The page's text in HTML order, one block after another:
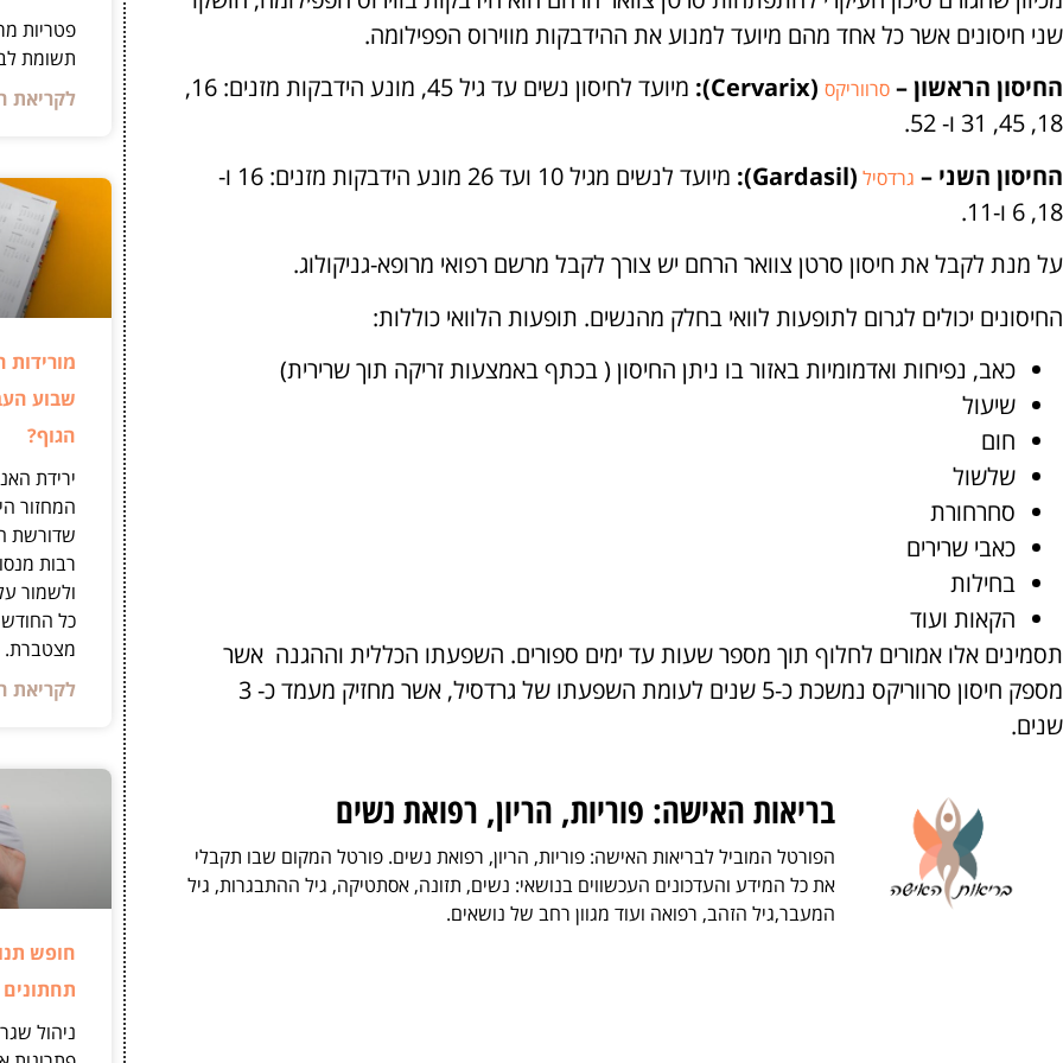
שני חיסונים אשר כל אחד מהם מיועד למנוע את ההידבקות מווירוס הפפילומה.
החיסון הראשון – סרווריקס (Cervarix):
מיועד לחיסון נשים עד גיל 45, מונע הידבקות מזנים: 16,
18, 45, 31 ו- 52.
החיסון השני – גרדסיל (Gardasil):
מיועד לנשים מגיל 10 ועד 26 מונע הידבקות מזנים: 16 ו-
18, 6 ו-11.
על מנת לקבל את חיסון סרטן צוואר הרחם יש צורך לקבל מרשם רפואי מרופא-גניקולוג.
החיסונים יכולים לגרום לתופעות לוואי בחלק מהנשים. תופעות הלוואי כוללות:
כאב, נפיחות ואדמומיות באזור בו ניתן החיסון ( בכתף באמצעות זריקה תוך שרירית)
שיעול
חום
שלשול
סחרחורת
כאבי שרירים
בחילות
הקאות ועוד
תסמינים אלו אמורים לחלוף תוך מספר שעות עד ימים ספורים. השפעתו הכללית וההגנה אשר
מספק חיסון סרווריקס נמשכת כ-5 שנים לעומת השפעתו של גרדסיל, אשר מחזיק מעמד כ- 3
שנים.
בריאות האישה: פוריות, הריון, רפואת נשים
הפורטל המוביל לבריאות האישה: פוריות, הריון, רפואת נשים. פורטל המקום שבו תקבלי
את כל המידע והעדכונים העכשווים בנושאי: נשים, תזונה, אסתטיקה, גיל ההתבגרות, גיל
המעבר,גיל הזהב, רפואה ועוד מגוון רחב של נושאים.
פטריות
תשומת
לקריאת
שבוע
הגוף?
ירידת
המחזור
שדורשת
רבות
ולשמור
כל
מצטברת.
לקריאת
חופש
ניהול